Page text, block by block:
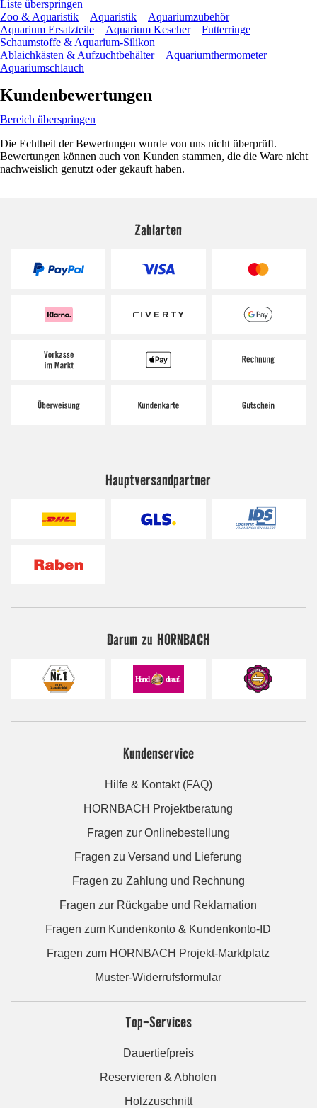
Liste überspringen
Zoo & Aquaristik
Aquaristik
Aquariumzubehör
Aquarium Ersatzteile
Aquarium Kescher
Futterringe
Schaumstoffe & Aquarium-Silikon
Ablaichkästen & Aufzuchtbehälter
Aquariumthermometer
Aquariumschlauch
Kundenbewertungen
Bereich überspringen
Die Echtheit der Bewertungen wurde von uns nicht überprüft.
Bewertungen können auch von Kunden stammen, die die Ware nicht
nachweislich genutzt oder gekauft haben.
Zahlarten
Hauptversandpartner
Darum zu HORNBACH
Kundenservice
Hilfe & Kontakt (FAQ)
HORNBACH Projektberatung
Fragen zur Onlinebestellung
Fragen zu Versand und Lieferung
Fragen zu Zahlung und Rechnung
Fragen zur Rückgabe und Reklamation
Fragen zum Kundenkonto & Kundenkonto-ID
Fragen zum HORNBACH Projekt-Marktplatz
Muster-Widerrufsformular
Top-Services
Dauertiefpreis
Reservieren & Abholen
Holzzuschnitt